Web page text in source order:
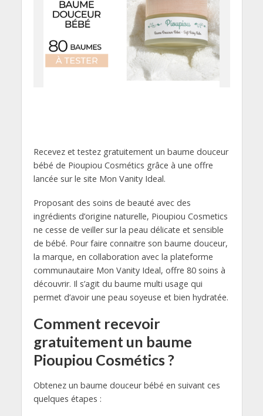
Recevez et testez gratuitement un baume douceur
bébé de Pioupiou Cosmétics grâce à une offre
lancée sur le site Mon Vanity Ideal.
Proposant des soins de beauté avec des
ingrédients d’origine naturelle, Pioupiou Cosmetics
ne cesse de veiller sur la peau délicate et sensible
de bébé. Pour faire connaitre son baume douceur,
la marque, en collaboration avec la plateforme
communautaire Mon Vanity Ideal, offre 80 soins à
découvrir. Il s’agit du baume multi usage qui
permet d’avoir une peau soyeuse et bien hydratée.
Comment recevoir
gratuitement un baume
Pioupiou Cosmétics ?
Obtenez un baume douceur bébé en suivant ces
quelques étapes :